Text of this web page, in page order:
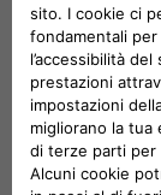
costi
giovani
ed
Italia e,
Abarth.